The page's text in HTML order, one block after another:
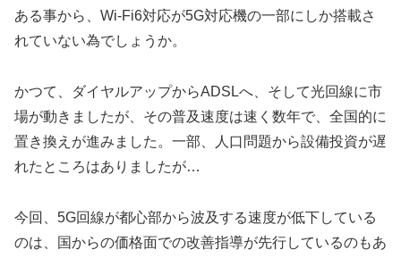
ある事から、Wi-Fi6対応が5G対応機の一部にしか搭載さ
れていない為でしょうか。
かつて、ダイヤルアップからADSLへ、そして光回線に市
場が動きましたが、その普及速度は速く数年で、全国的に
置き換えが進みました。一部、人口問題から設備投資が遅
れたところはありましたが…
今回、5G回線が都心部から波及する速度が低下している
のは、国からの価格面での改善指導が先行しているのもあ